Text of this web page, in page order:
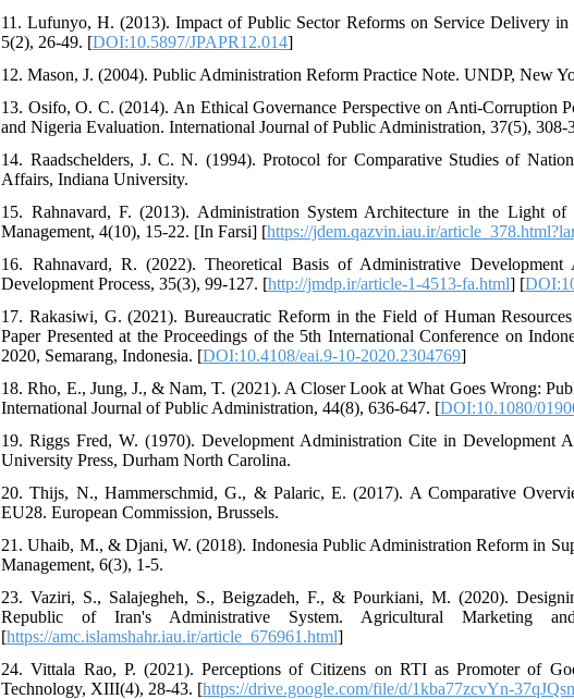
11. Lufunyo, H. (2013). Impact of Public Sector Reforms on Service Delivery
5(2), 26-49. [DOI:10.5897/JPAPR12.014]
12. Mason, J. (2004). Public Administration Reform Practice Note. UNDP, New
13. Osifo, O. C. (2014). An Ethical Governance Perspective on Anti-Corruption
and Nigeria Evaluation. International Journal of Public Administration, 37(5), 308-
14. Raadschelders, J. C. N. (1994). Protocol for Comparative Studies of
Affairs, Indiana University.
15. Rahnavard, F. (2013). Administration System Architecture in the Light
Management, 4(10), 15-22. [In Farsi] [https://jdem.qazvin.iau.ir/
16. Rahnavard, R. (2022). Theoretical Basis of Administrative
Development Process, 35(3), 99-127. [http://jmdp.ir/article-1-4513-fa.html] [
17. Rakasiwi, G. (2021). Bureaucratic Reform in the Field of Human
Paper Presented at the Proceedings of the 5th International Conference on
2020, Semarang, Indonesia. [DOI:10.4108/eai.9-10-2020.2304769]
18. Rho, E., Jung, J., & Nam, T. (2021). A Closer Look at What Goes Wrong:
International Journal of Public Administration, 44(8), 636-647. [DOI:10.1080/
19. Riggs Fred, W. (1970). Development Administration Cite in
University Press, Durham North Carolina.
20. Thijs, N., Hammerschmid, G., & Palaric, E. (2017). A Comparative
EU28. European Commission, Brussels.
21. Uhaib, M., & Djani, W. (2018). Indonesia Public Administration Reform in
Management, 6(3), 1-5.
23. Vaziri, S., Salajegheh, S., Beigzadeh, F., & Pourkiani, M. (2020).
Republic of Iran's Administrative System. Agricultural Marketing
[https://amc.islamshahr.iau.ir/article_676961.html]
24. Vittala Rao, P. (2021). Perceptions of Citizens on RTI as Promoter of
Technology, XIII(4), 28-43. [https://drive.google.com/file/d/1kba77zcvYn-